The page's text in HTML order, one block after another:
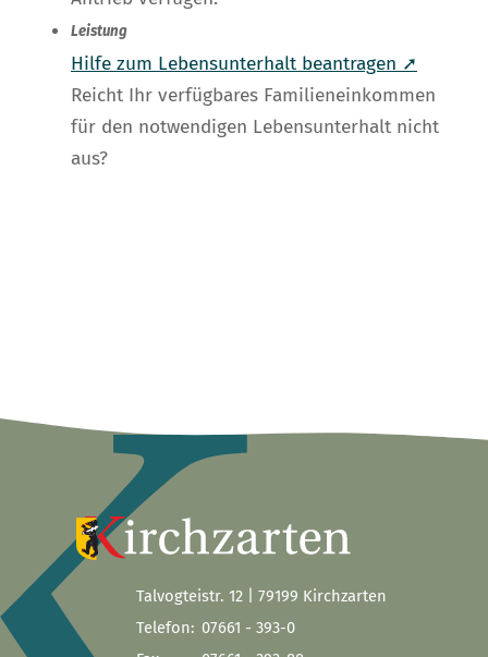
Leistung
Hilfe zum Lebensunterhalt beantragen ➚
Reicht Ihr verfügbares Familieneinkommen
für den notwendigen Lebensunterhalt nicht
aus?
Talvogteistr. 12 | 79199 Kirchzarten
Telefon: 07661 - 393-0